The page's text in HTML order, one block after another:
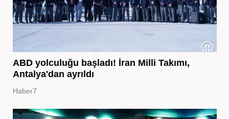
ABD yolculuğu başladı! İran Milli Takımı,
Antalya'dan ayrıldı
Haber7